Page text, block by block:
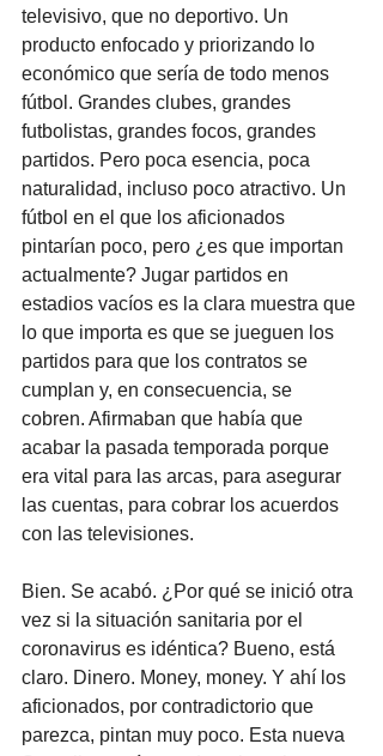
televisivo, que no deportivo. Un
producto enfocado y priorizando lo
económico que sería de todo menos
fútbol. Grandes clubes, grandes
futbolistas, grandes focos, grandes
partidos. Pero poca esencia, poca
naturalidad, incluso poco atractivo. Un
fútbol en el que los aficionados
pintarían poco, pero ¿es que importan
actualmente? Jugar partidos en
estadios vacíos es la clara muestra que
lo que importa es que se jueguen los
partidos para que los contratos se
cumplan y, en consecuencia, se
cobren. Afirmaban que había que
acabar la pasada temporada porque
era vital para las arcas, para asegurar
las cuentas, para cobrar los acuerdos
con las televisiones.
Bien. Se acabó. ¿Por qué se inició otra
vez si la situación sanitaria por el
coronavirus es idéntica? Bueno, está
claro. Dinero. Money, money. Y ahí los
aficionados, por contradictorio que
parezca, pintan muy poco. Esta nueva